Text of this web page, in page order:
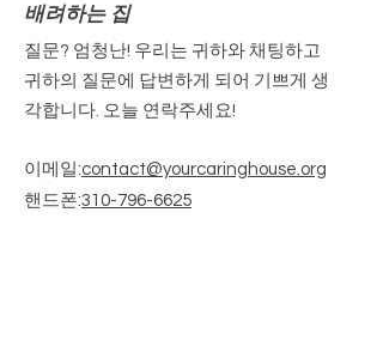
배려하는 집
질문? 엄청난! 우리는 귀하와 채팅하고
귀하의 질문에 답변하게 되어 기쁘게 생
각합니다. 오늘 연락주세요!
이메일:contact@yourcaringhouse.org
핸드폰:310-796-6625